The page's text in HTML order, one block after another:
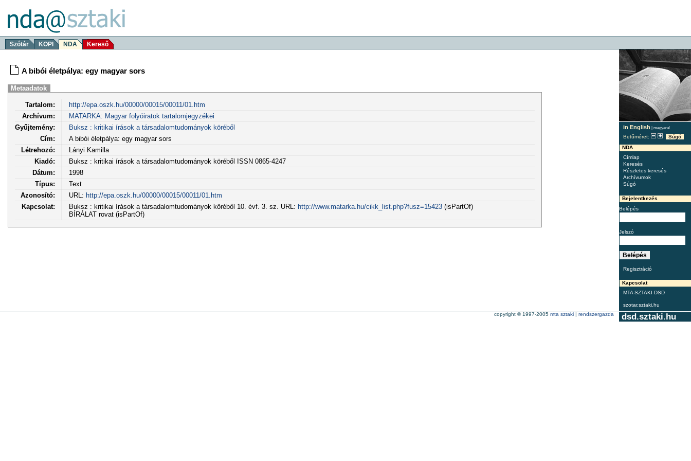
Szótár KOPI NDA Kereső
in English | magyarul
Betűméret:
Súgó
NDA
Címlap
Keresés
Részletes keresés
Archívumok
Súgó
Bejelentkezés
Belépés
Jelszó
Regisztráció
Kapcsolat
MTA SZTAKI DSD
szotar.sztaki.hu
A bibói életpálya: egy magyar sors
Metaadatok
Tartalom:
http://epa.oszk.hu/00000/00015/00011/01.htm
Archívum:
MATARKA: Magyar folyóiratok tartalomjegyzékei
Gyűjtemény:
Buksz : kritikai írások a társadalomtudományok köréből
Cím:
A bibói életpálya: egy magyar sors
Létrehozó:
Lányi Kamilla
Kiadó:
Buksz : kritikai írások a társadalomtudományok köréből ISSN 0865-4247
Dátum:
1998
Típus:
Text
Azonosító:
URL: http://epa.oszk.hu/00000/00015/00011/01.htm
Kapcsolat:
Buksz : kritikai írások a társadalomtudományok köréből 10. évf. 3. sz. URL: http://www.matarka.hu/cikk_list.php?fusz=15423(isPartOf)
BÍRÁLAT rovat (isPartOf)
dsd.sztaki.hu
copyright © 1997-2005 mta sztaki | rendszergazda